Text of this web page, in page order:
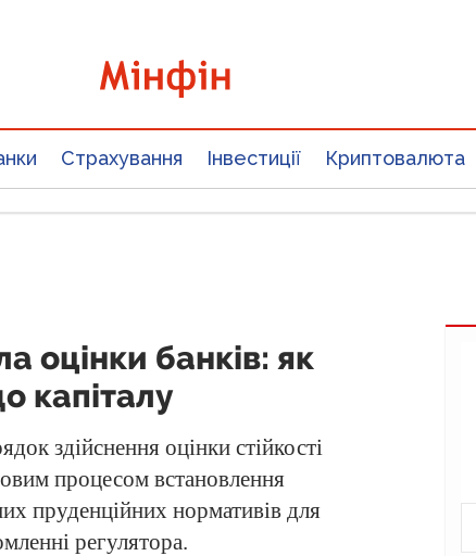
Страхування Інвестиції Криптовалюта
оцінки банків: як
капіталу
здійснення оцінки стійкості
процесом встановлення
пруденційних нормативів для
регулятора.